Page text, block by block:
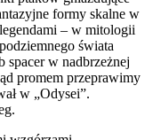
formy skalne w
– w mitologii
świata
spacer w nadbrzeżnej
promem przeprawimy
w „Odysei”.